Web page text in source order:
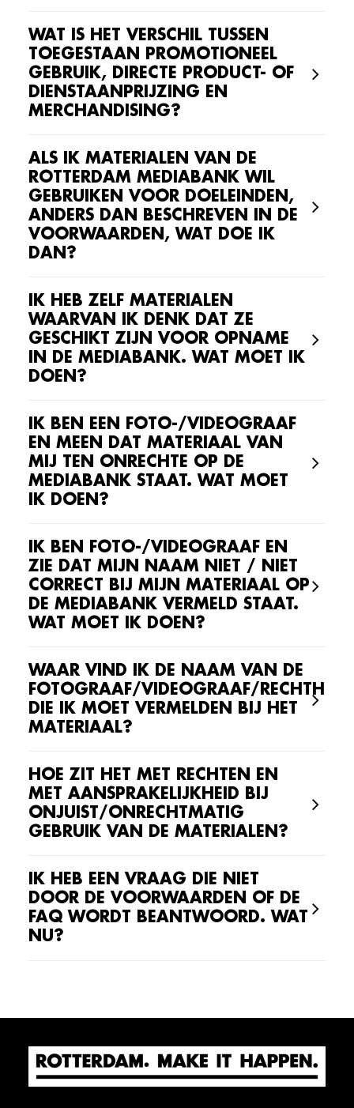
WAT IS HET VERSCHIL TUSSEN
TOEGESTAAN PROMOTIONEEL
GEBRUIK, DIRECTE PRODUCT- OF
DIENSTAANPRIJZING EN
MERCHANDISING?
ALS IK MATERIALEN VAN DE
ROTTERDAM MEDIABANK WIL
GEBRUIKEN VOOR DOELEINDEN,
ANDERS DAN BESCHREVEN IN DE
VOORWAARDEN, WAT DOE IK
DAN?
IK HEB ZELF MATERIALEN
WAARVAN IK DENK DAT ZE
GESCHIKT ZIJN VOOR OPNAME
IN DE MEDIABANK. WAT MOET IK
DOEN?
IK BEN EEN FOTO-/VIDEOGRAAF
EN MEEN DAT MATERIAAL VAN
MIJ TEN ONRECHTE OP DE
MEDIABANK STAAT. WAT MOET
IK DOEN?
IK BEN FOTO-/VIDEOGRAAF EN
ZIE DAT MIJN NAAM NIET / NIET
CORRECT BIJ MIJN MATERIAAL OP
DE MEDIABANK VERMELD STAAT.
WAT MOET IK DOEN?
WAAR VIND IK DE NAAM VAN DE
FOTOGRAAF/VIDEOGRAAF/
DIE IK MOET VERMELDEN BIJ HET
MATERIAAL?
HOE ZIT HET MET RECHTEN EN
MET AANSPRAKELIJKHEID BIJ
ONJUIST/ONRECHTMATIG
GEBRUIK VAN DE MATERIALEN?
IK HEB EEN VRAAG DIE NIET
DOOR DE VOORWAARDEN OF DE
FAQ WORDT BEANTWOORD. WAT
NU?